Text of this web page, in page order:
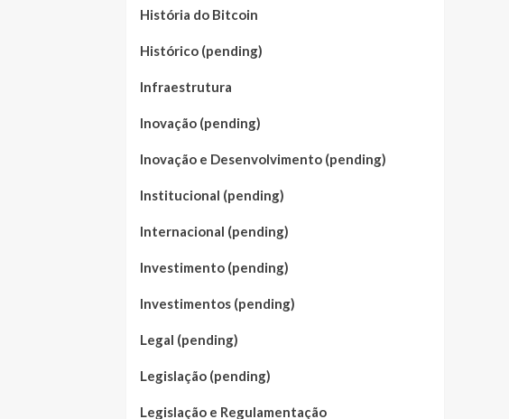
História do Bitcoin
Histórico (pending)
Infraestrutura
Inovação (pending)
Inovação e Desenvolvimento (pending)
Institucional (pending)
Internacional (pending)
Investimento (pending)
Investimentos (pending)
Legal (pending)
Legislação (pending)
Legislação e Regulamentação